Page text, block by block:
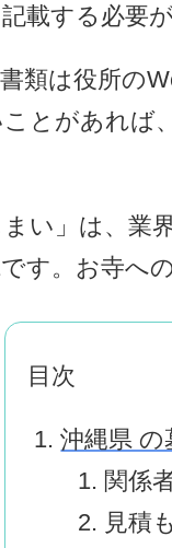
載する必要
類は役所の
とがあれば
まい」は、
す。お寺へ
目次
沖縄県
関係
見積